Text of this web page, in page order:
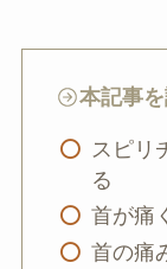
本記事
スピリ
る
首が痛
首の痛